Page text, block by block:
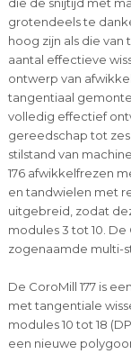
grotendeels te
hoog zijn als die
aantal effectieve
ontwerp van
tangentiaal
volledig effectief
gereedschap tot
stilstand van
176 afwikkelfrezen
en tandwielen met
uitgebreid, zodat
modules 3 tot 10. De
zogenaamde multi-
De CoroMill 177 is
met tangentiale
modules 10 tot 18
een nieuwe